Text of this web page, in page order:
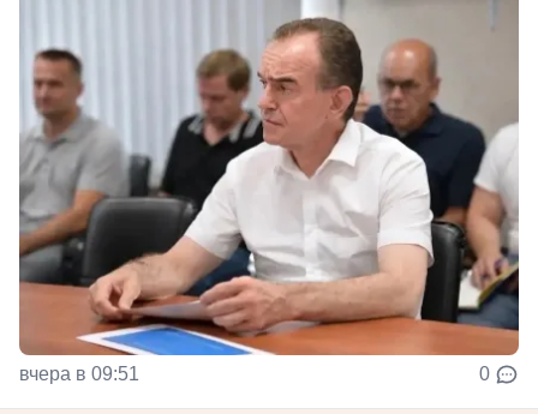
вчера в 09:51 0